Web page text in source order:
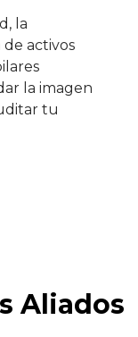
la
activos
la imagen
tu
Aliados